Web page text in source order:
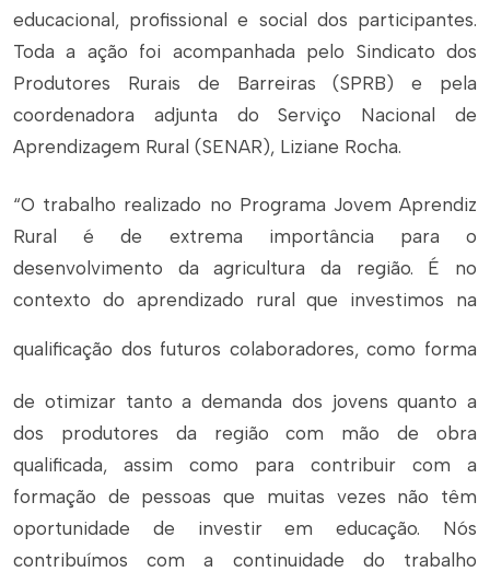
educacional, profissional e social dos participantes.
Toda a ação foi acompanhada pelo Sindicato dos
Produtores Rurais de Barreiras (SPRB) e pela
coordenadora adjunta do Serviço Nacional de
Aprendizagem Rural (SENAR), Liziane Rocha.
“O trabalho realizado no Programa Jovem Aprendiz
Rural é de extrema importância para o
desenvolvimento da agricultura da região. É no
contexto do aprendizado rural que investimos na
qualificação dos futuros colaboradores, como forma
de otimizar tanto a demanda dos jovens quanto a
dos produtores da região com mão de obra
qualificada, assim como para contribuir com a
formação de pessoas que muitas vezes não têm
oportunidade de investir em educação. Nós
contribuímos com a continuidade do trabalho